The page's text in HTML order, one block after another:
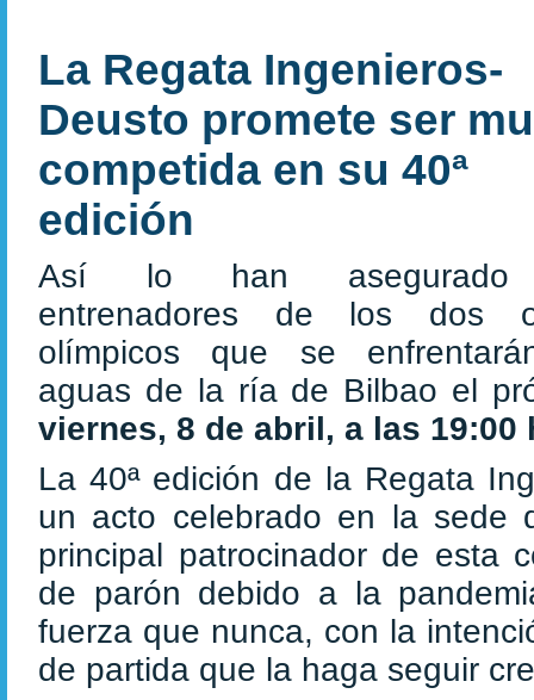
La Regata Ingenieros-
Deusto promete ser
competida en su 40ª
edición
Así lo han
entrenadores de los dos
olímpicos que se
aguas de la ría de Bilbao el
viernes, 8 de abril, a las 19:00
La 40ª edición de la Regata
un acto celebrado en la sede
principal patrocinador de esta
de parón debido a la
fuerza que nunca, con la
de partida que la haga seguir